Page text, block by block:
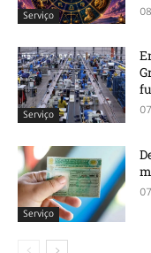
Serviço
Serviço
Serviço